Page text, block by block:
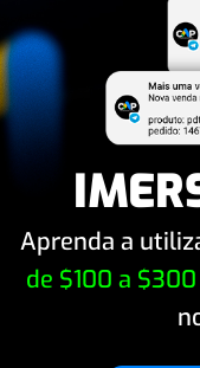
Aprenda a
de $100 a